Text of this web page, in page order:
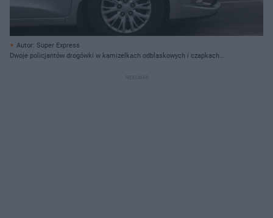
Autor: Super Express
Dwoje policjantów drogówki w kamizelkach odblaskowych i czapkach
boku, z ruchliwą ulicą w tle. Temat zmian w przepisach drogowych i nowych